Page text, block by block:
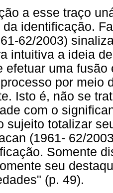
a esse traço
da identificação.
62/2003)
intuitiva a ideia
efetuar uma
por meio
Isto é, não se
com o
sujeito totalizar
(1961- 62/
Somente
seu
(p. 49).